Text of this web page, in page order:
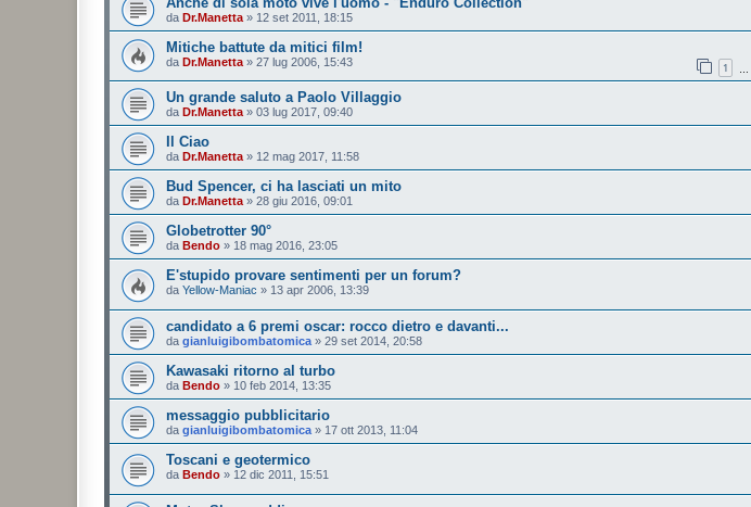
da Dr.Manetta » 12 set 2011, 18:15
Mitiche battute da mitici film!
da Dr.Manetta » 27 lug 2006, 15:43 1
Un grande saluto a Paolo Villaggio
da Dr.Manetta » 03 lug 2017, 09:40
Il Ciao
da Dr.Manetta » 12 mag 2017, 11:58
Bud Spencer, ci ha lasciati un mito
da Dr.Manetta » 28 giu 2016, 09:01
Globetrotter 90°
da Bendo » 18 mag 2016, 23:05
E'stupido provare sentimenti per un forum?
da Yellow-Maniac » 13 apr 2006, 13:39
candidato a 6 premi oscar: rocco dietro e davanti...
da gianluigibombatomica » 29 set 2014, 20:58
Kawasaki ritorno al turbo
da Bendo » 10 feb 2014, 13:35
messaggio pubblicitario
da gianluigibombatomica » 17 ott 2013, 11:04
Toscani e geotermico
da Bendo » 12 dic 2011, 15:51